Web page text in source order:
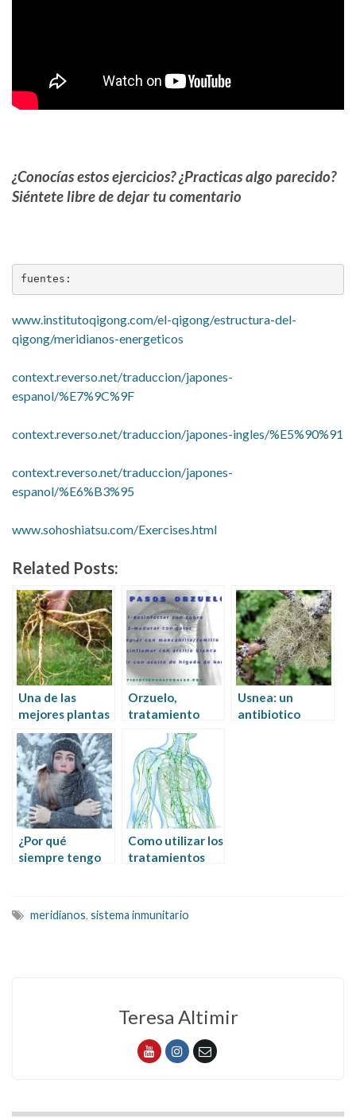
¿Conocías estos ejercicios? ¿Practicas algo parecido?
Siéntete libre de dejar tu comentario
fuentes:
www.institutoqigong.com/el-qigong/estructura-del-
qigong/meridianos-energeticos
context.reverso.net/traduccion/japones-
espanol/%E7%9C%9F
context.reverso.net/traduccion/japones-ingles/%E5%90%91
context.reverso.net/traduccion/japones-
espanol/%E6%B3%95
www.sohoshiatsu.com/Exercises.html
Related Posts:
Una de las
mejores plantas
chinas para el
sistema
inmunológico
Orzuelo,
tratamiento
natural en 5
pasos
Usnea: un
antibiotico
¿Por qué
siempre tengo
calentador no
calienta
Como utilizar los
tratamientos
inflamados
meridianos, sistema inmunitario
Teresa Altimir